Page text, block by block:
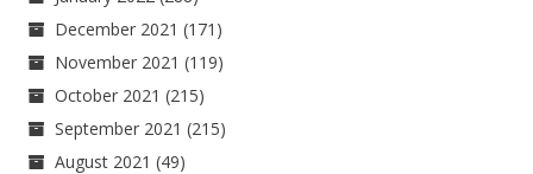
December 2021 (171)
November 2021 (119)
October 2021 (215)
September 2021 (215)
August 2021 (49)